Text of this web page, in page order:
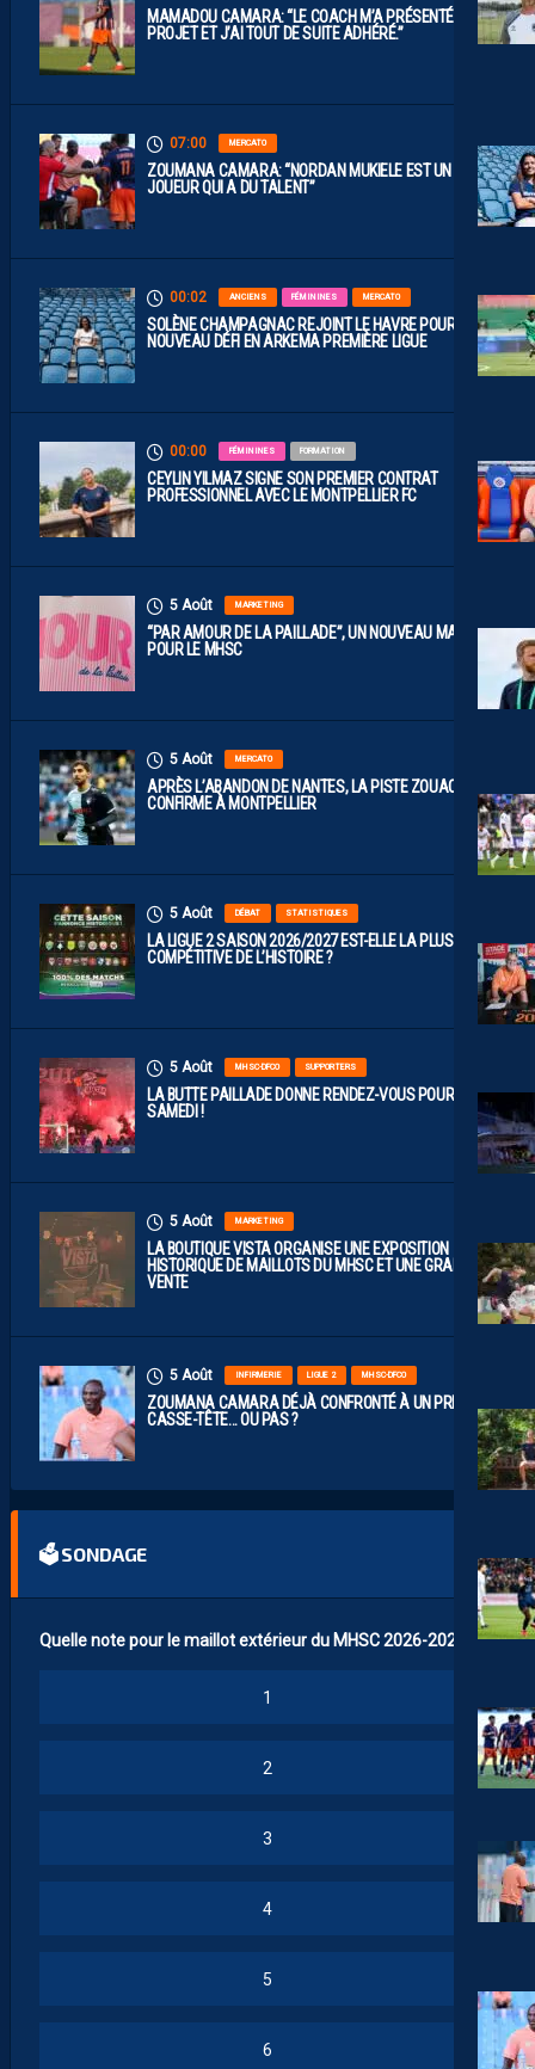
MAMADOU CAMARA: “LE COACH M’A PRÉSENTÉ LE
PROJET ET J’AI TOUT DE SUITE ADHÉRÉ.”
07:00 MERCATO
ZOUMANA CAMARA: “NORDAN MUKIELE EST UN
JOUEUR QUI A DU TALENT”
00:02 ANCIENS FÉMININES MERCATO
SOLÈNE CHAMPAGNAC REJOINT LE HAVRE POUR UN
NOUVEAU DÉFI EN ARKEMA PREMIÈRE LIGUE
00:00 FÉMININES FORMATION
CEYLIN YILMAZ SIGNE SON PREMIER CONTRAT
PROFESSIONNEL AVEC LE MONTPELLIER FC
5 Août MARKETING
“PAR AMOUR DE LA PAILLADE”, UN NOUVEAU MAILLOT
POUR LE MHSC
5 Août MERCATO
APRÈS L’ABANDON DE NANTES, LA PISTE ZOUAOUI SE
CONFIRME À MONTPELLIER
5 Août DÉBAT STATISTIQUES
LA LIGUE 2 SAISON 2026/2027 EST-ELLE LA PLUS
COMPÉTITIVE DE L’HISTOIRE ?
5 Août MHSC-DFCO SUPPORTERS
LA BUTTE PAILLADE DONNE RENDEZ-VOUS POUR
SAMEDI !
5 Août MARKETING
LA BOUTIQUE VISTA ORGANISE UNE EXPOSITION
HISTORIQUE DE MAILLOTS DU MHSC ET UNE GRANDE
VENTE
5 Août INFIRMERIE LIGUE 2 MHSC-DFCO
ZOUMANA CAMARA DÉJÀ CONFRONTÉ À UN PREMIER
CASSE-TÊTE… OU PAS ?
🗳 SONDAGE
Quelle note pour le maillot extérieur du MHSC 2026-2027 ?
1
2
3
4
5
6